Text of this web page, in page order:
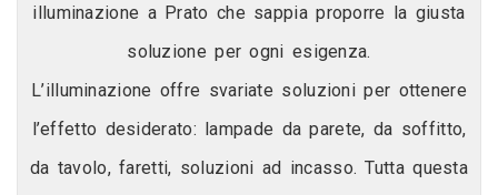
illuminazione a Prato che sappia proporre la giusta
soluzione per ogni esigenza.
L’illuminazione offre svariate soluzioni per ottenere
l’effetto desiderato: lampade da parete, da soffitto,
da tavolo, faretti, soluzioni ad incasso. Tutta questa